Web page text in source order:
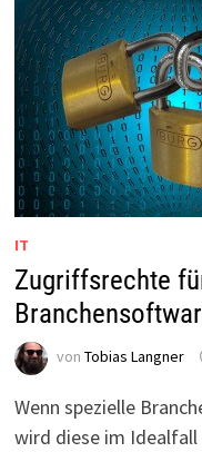
IT
Zugriffsrechte
von Tobias Langner
Wenn spezielle
wird diese im